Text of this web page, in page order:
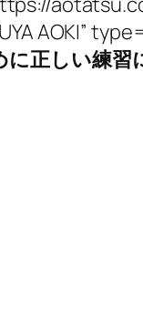
AOKI”
正しい練習